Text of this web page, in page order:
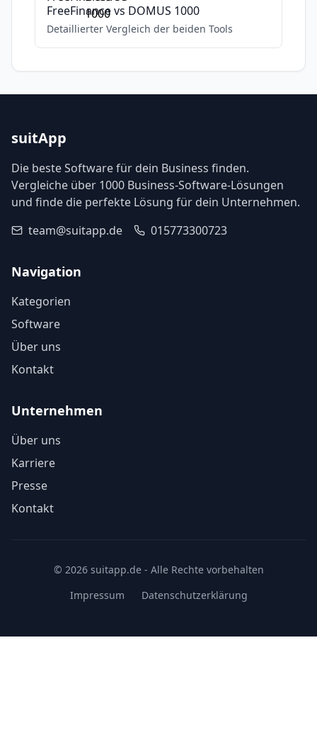
FreeFinancevs DOMUS 1000
Detaillierter Vergleich der beiden Tools
suitApp
Die beste Software für dein Business finden.
Vergleiche über 1000 Business-Software-Lösungen
und finde die perfekte Lösung für dein Unternehmen.
team@suitapp.de
015773300723
Navigation
Kategorien
Software
Über uns
Kontakt
Unternehmen
Über uns
Karriere
Presse
Kontakt
© 2026 suitapp.de - Alle Rechte vorbehalten
Impressum
Datenschutzerklärung